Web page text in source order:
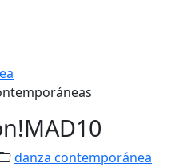
danza contemporánea